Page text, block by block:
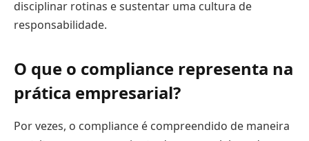
disciplinar rotinas e sustentar uma cultura de
responsabilidade.
O que o compliance representa na
prática empresarial?
Por vezes, o compliance é compreendido de maneira